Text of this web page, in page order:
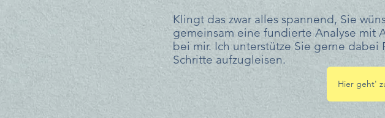
Klingt das zwar alles spannend, Sie
gemeinsam eine fundierte Analyse mit
bei mir. Ich unterstütze Sie gerne
Schritte aufzugleisen.
Hier geht'